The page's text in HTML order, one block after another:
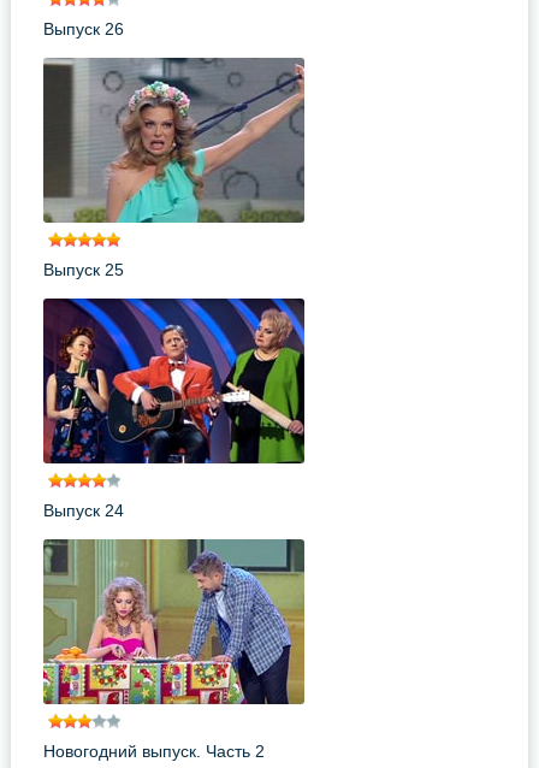
Выпуск 26
Выпуск 25
Выпуск 24
Новогодний выпуск. Часть 2